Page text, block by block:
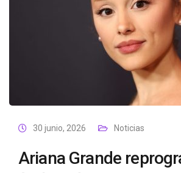
30 junio, 2026 Noticias
Ariana Grande